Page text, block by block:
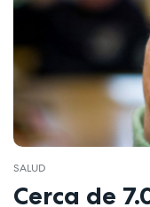
SALUD
Cerca de